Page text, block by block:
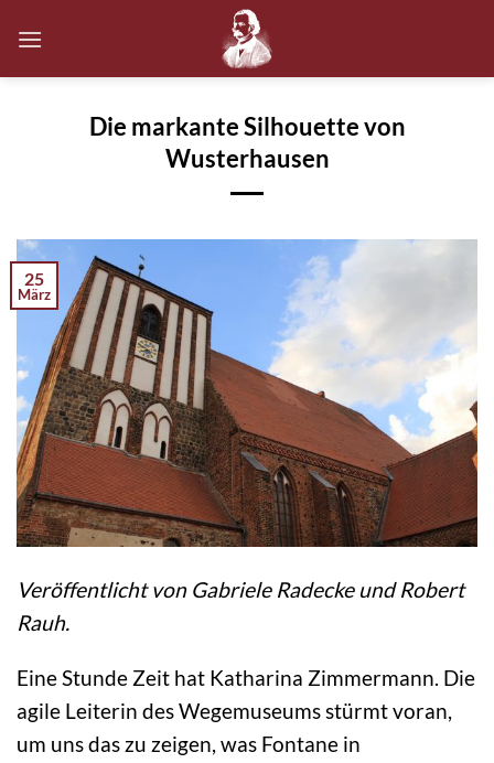
Inhalt
Die markante Silhouette von
Wusterhausen
25
März
Veröffentlicht von Gabriele Radecke und Robert
Rauh.
Eine Stunde Zeit hat Katharina Zimmermann. Die
agile Leiterin des Wegemuseums stürmt voran,
um uns das zu zeigen, was Fontane in